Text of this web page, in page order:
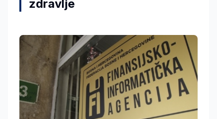
zdravlje